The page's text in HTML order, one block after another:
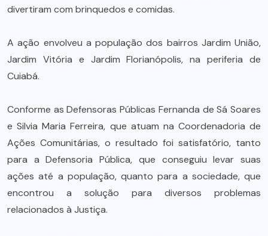
divertiram com brinquedos e comidas.
A ação envolveu a população dos bairros Jardim União,
Jardim Vitória e Jardim Florianópolis, na periferia de
Cuiabá.
Conforme as Defensoras Públicas Fernanda de Sá Soares
e Silvia Maria Ferreira, que atuam na Coordenadoria de
Ações Comunitárias, o resultado foi satisfatório, tanto
para a Defensoria Pública, que conseguiu levar suas
ações até a população, quanto para a sociedade, que
encontrou a solução para diversos problemas
relacionados à Justiça.